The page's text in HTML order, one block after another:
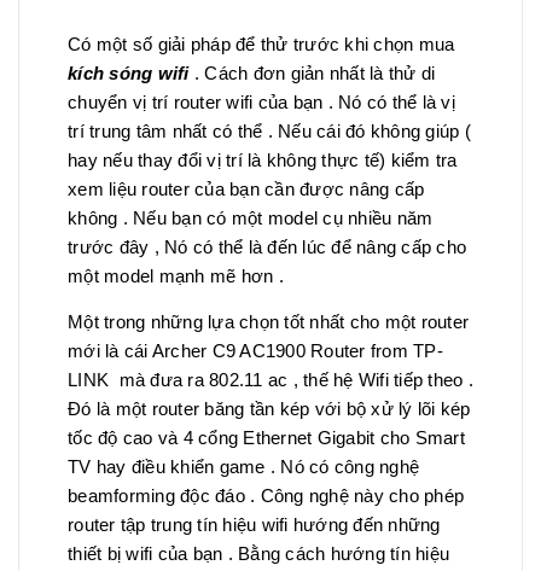
Có một số giải pháp để thử trước khi chọn mua
kích sóng wifi. Cách đơn giản nhất là thử di
chuyển vị trí router wifi của bạn . Nó có thể là vị
trí trung tâm nhất có thể . Nếu cái đó không giúp (
hay nếu thay đổi vị trí là không thực tế) kiểm tra
xem liệu router của bạn cần được nâng cấp
không . Nếu bạn có một model cụ nhiều năm
trước đây , Nó có thể là đến lúc để nâng cấp cho
một model mạnh mẽ hơn .
Một trong những lựa chọn tốt nhất cho một router
mới là cái Archer C9 AC1900 Router from TP-
LINK mà đưa ra 802.11 ac , thế hệ Wifi tiếp theo .
Đó là một router băng tần kép với bộ xử lý lõi kép
tốc độ cao và 4 cổng Ethernet Gigabit cho Smart
TV hay điều khiển game . Nó có công nghệ
beamforming độc đáo . Công nghệ này cho phép
router tập trung tín hiệu wifi hướng đến những
thiết bị wifi của bạn . Bằng cách hướng tín hiệu